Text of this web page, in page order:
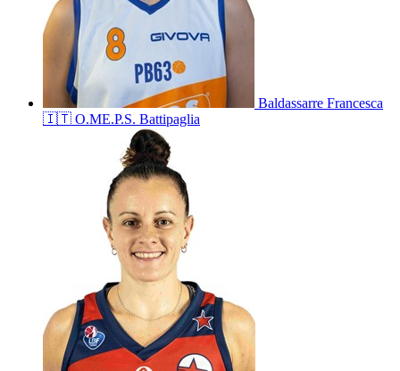
Baldassarre Francesca
🇮🇹 O.ME.P.S. Battipaglia